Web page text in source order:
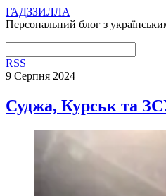
ГАДЗЗИЛЛА
Персональний блог з
RSS
9 Серпня 2024
Суджа, Курськ та